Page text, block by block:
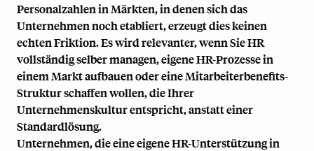
Personalzahlen in Märkten, in denen sich das
Unternehmen noch etabliert, erzeugt dies keinen
echten Friktion. Es wird relevanter, wenn Sie HR
vollständig selber managen, eigene HR-Prozesse in
einem Markt aufbauen oder eine Mitarbeiterbenefits-
Struktur schaffen wollen, die Ihrer
Unternehmenskultur entspricht, anstatt einer
Standardlösung.
Unternehmen, die eine eigene HR-Unterstützung in